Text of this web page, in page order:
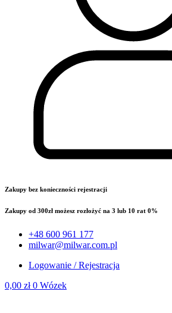
Zakupy bez konieczności rejestracji
Zakupy od 300zł możesz rozłożyć na 3 lub 10 rat 0%
+48 600 961 177
milwar@milwar.com.pl
Logowanie / Rejestracja
0,00 zł 0 Wózek